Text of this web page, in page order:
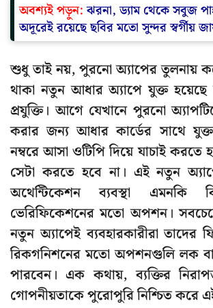
অবশ্যই পড়ুন:ঝরনা, ড্যাম থেকে সবুজ
অদূরেই রয়েছে ছবির মতো সুন্দর স্বর্গীয়
শুধু তাই নয়, পুরনো অ্যাপের তুলনায়
থাকা নতুন আধার অ্যাপে যুক্ত
প্রযুক্তি। আগে যেখানে পুরনো
করার জন্য আধার কার্ডের সাথে
নম্বরে আসা ওটিপি দিয়ে যাচাই
সেটা করতে হবে না। এই নতুন
অথেন্টিকেশন ব্যবস্থা
ভেরিফিকেশনের মতো অপশন।
নতুন অ্যাপেই ব্যবহারকারীরা তাদের
রিকগনিশনের মতো অপশনগুলি লক
পারবেন। এক কথায়, ব্যক্তির
গোপনীয়তাকে পুরোপুরি নিশ্চিত করে